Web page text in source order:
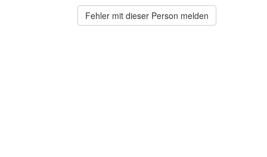
Fehler mit dieser Person melden